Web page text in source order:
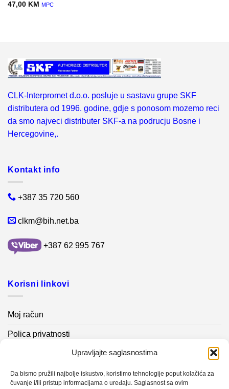
Upravljajte saglasnostima
Da bismo pružili najbolje iskustvo, koristimo tehnologije poput kolačića za
čuvanje i/ili pristup informacijama o uređaju. Saglasnost sa ovim
47,00 KM MPC
CLK-Interpromet d.o.o. posluje u sastavu grupe SKF
distributera od 1996. godine, gdje s ponosom mozemo reci
da smo najveci distributer SKF-a na podrucju Bosne i
Hercegovine,.
Kontakt info
+387 35 720 560
clkm@bih.net.ba
+387 62 995 767
Korisni linkovi
Moj račun
Polica privatnosti
Kontakt info